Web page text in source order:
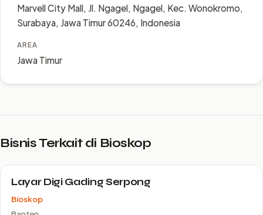
Marvell City Mall, Jl. Ngagel, Ngagel, Kec. Wonokromo,
Surabaya, Jawa Timur 60246, Indonesia
AREA
Jawa Timur
Bisnis Terkait di Bioskop
Layar Digi Gading Serpong
Bioskop